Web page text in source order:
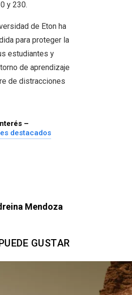
y 230.
de Eton ha
para proteger la
estudiantes y
de aprendizaje
de distracciones
–
destacados
Mendoza
GUSTAR